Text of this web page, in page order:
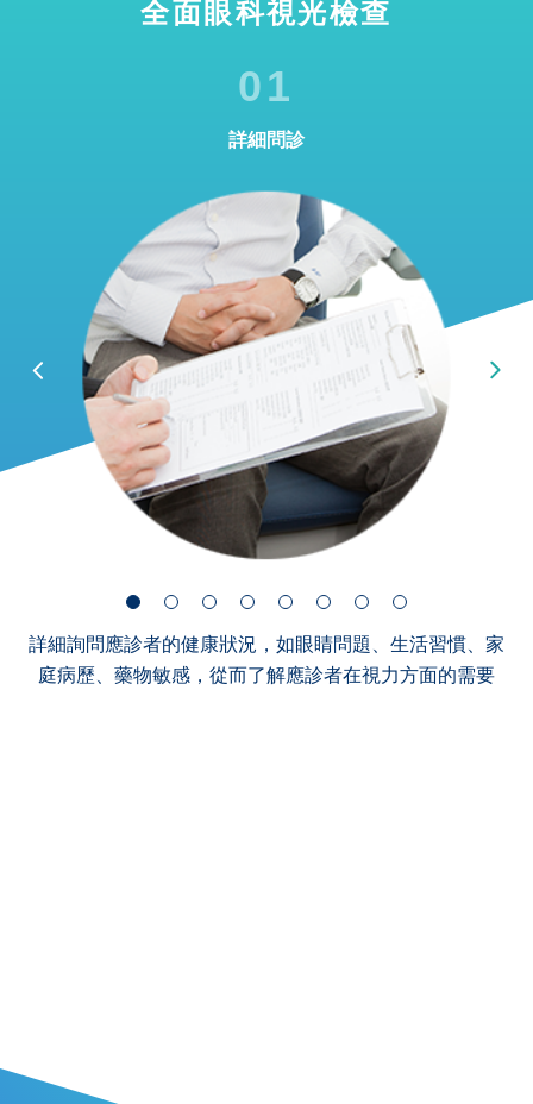
全面眼科視光檢查
01
詳細問診
詳細詢問應診者的健康狀況，如眼睛問題、生活習慣、家
庭病歷、藥物敏感，從而了解應診者在視力方面的需要